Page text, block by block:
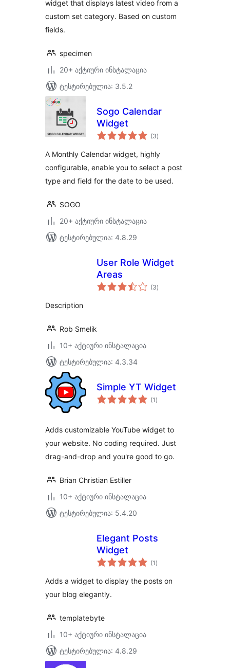
widget that displays latest video from a
custom set category. Based on custom
fields.
specimen
20+ აქტიური ინსტალაცია
ტესტირებულია: 3.5.2
Sogo Calendar
Widget
(3საერთო
რეიტინგი
)
A Monthly Calendar widget, highly
configurable, enable you to select a post
type and field for the date to be used.
SOGO
20+ აქტიური ინსტალაცია
ტესტირებულია: 4.8.29
User Role Widget
Areas
(3საერთო
რეიტინგი
)
Description
Rob Smelik
10+ აქტიური ინსტალაცია
ტესტირებულია: 4.3.34
Simple YT Widget
(1 საერთო
რეიტინგი
)
Adds customizable YouTube widget to
your website. No coding required. Just
drag-and-drop and you're good to go.
Brian Christian Estiller
10+ აქტიური ინსტალაცია
ტესტირებულია: 5.4.20
Elegant Posts
Widget
(1 საერთო
რეიტინგი
)
Adds a widget to display the posts on
your blog elegantly.
templatebyte
10+ აქტიური ინსტალაცია
ტესტირებულია: 4.8.29